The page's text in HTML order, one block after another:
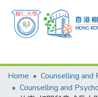
Research Outputs
Researchers
Home
Counselling and